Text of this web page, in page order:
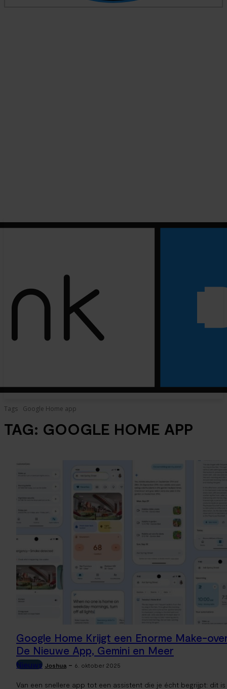
Tags Google Home app
TAG: GOOGLE HOME APP
Google Home Krijgt een Enorme Make-
De Nieuwe App, Gemini en Meer
Nieuws Joshua - 6. oktober 2025
Van een snellere app tot een assistent die je écht begrijpt: dit is